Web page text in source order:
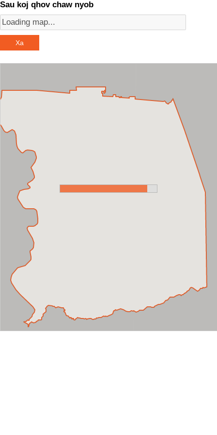
Sau koj qhov chaw nyob
Xa